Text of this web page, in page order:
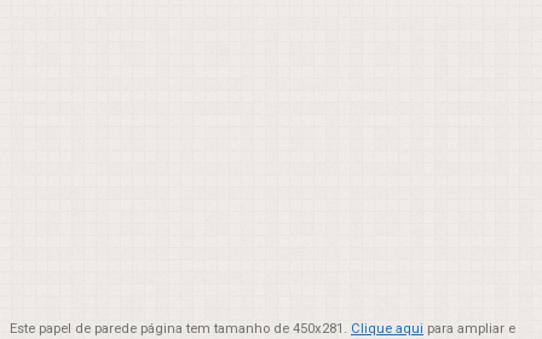
Este papel de parede página tem tamanho de 450x281. Clique aqui para ampliar e